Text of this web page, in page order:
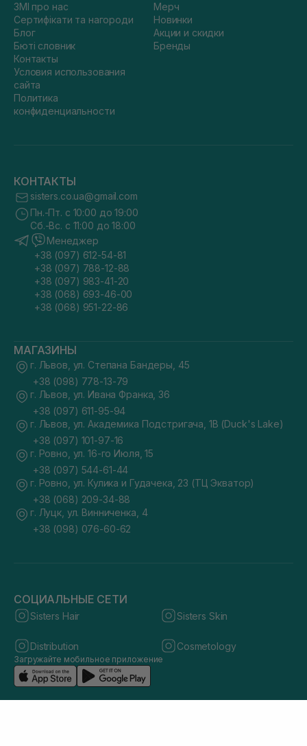
ЗМІ про нас
Сертифікати та нагороди
Блог
Бюті словник
Контакты
Условия использования
сайта
Политика
конфиденциальности
Мерч
Новинки
Акции и скидки
Бренды
КОНТАКТЫ
sisters.co.ua@gmail.com
Пн.-Пт. с 10:00 до 19:00
Сб.-Вс. с 11:00 до 18:00
Менеджер
+38 (097) 612-54-81
+38 (097) 788-12-88
+38 (097) 983-41-20
+38 (068) 693-46-00
+38 (068) 951-22-86
МАГАЗИНЫ
г. Львов, ул. Степана Бандеры, 45
+38 (098) 778-13-79
г. Львов, ул. Ивана Франка, 36
+38 (097) 611-95-94
г. Львов, ул. Академика Подстригача, 1В (Duck's Lake)
+38 (097) 101-97-16
г. Ровно, ул. 16-го Июля, 15
+38 (097) 544-61-44
г. Ровно, ул. Кулика и Гудачека, 23 (ТЦ Экватор)
+38 (068) 209-34-88
г. Луцк, ул. Винниченка, 4
+38 (098) 076-60-62
СОЦИАЛЬНЫЕ СЕТИ
Sisters Hair Sisters Skin
Distribution Cosmetology
Загружайте мобильное приложение